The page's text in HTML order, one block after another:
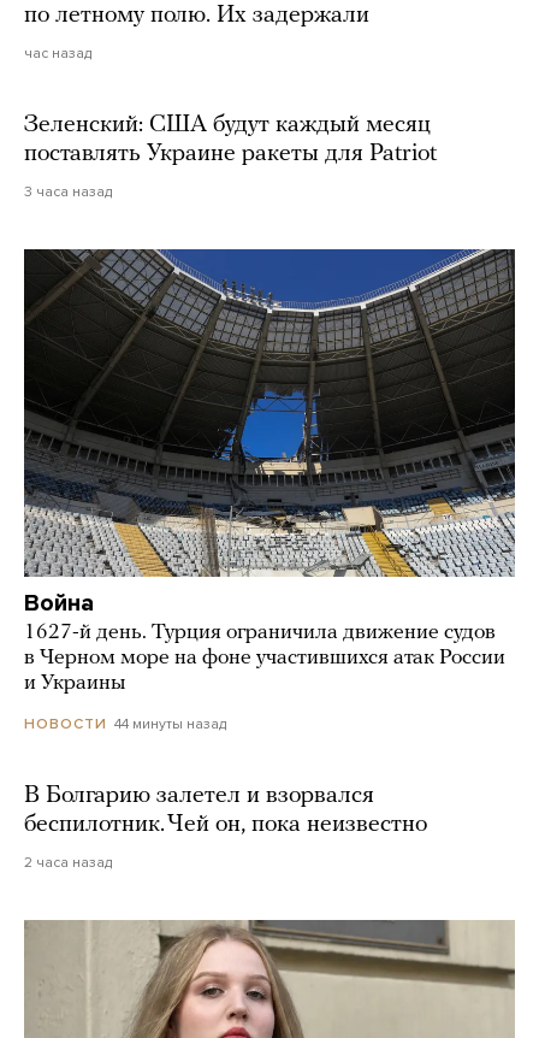
по летному полю. Их задержали
час назад
Зеленский: США будут каждый месяц
поставлять Украине ракеты для Patriot
3 часа назад
Война
1627-й день. Турция ограничила движение судов
в Черном море на фоне участившихся атак России
и Украины
НОВОСТИ 44 минуты назад
В Болгарию залетел и взорвался
беспилотник. Чей он, пока неизвестно
2 часа назад